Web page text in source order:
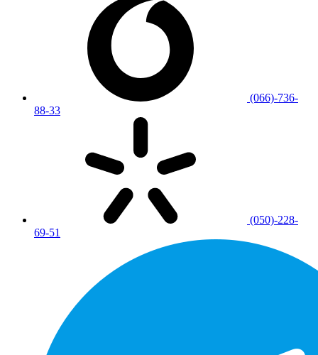
(066)-736-
88-33
(050)-228-
69-51